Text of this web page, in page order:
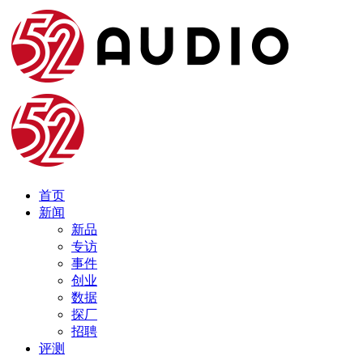
首页
新闻
新品
专访
事件
创业
数据
探厂
招聘
评测